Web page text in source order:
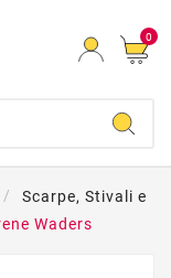
0
Scarpe, Stivali e
Waders